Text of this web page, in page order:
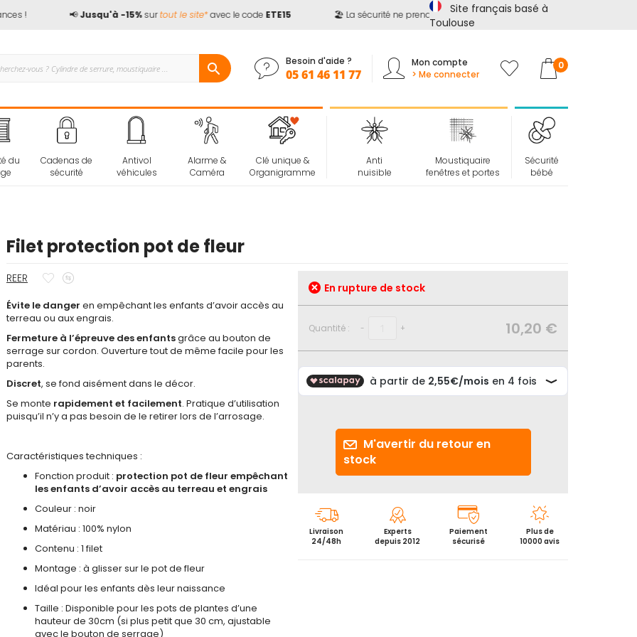
! Jusqu'à -15%surtout le site*avec le codeETE15 🏖️ La sécurité ne prend pas de vacances ! 📢Jusqu'à -15%
Site français basé à
Toulouse
Besoin d'aide ?
05 61 46 11 77
Mon compte
> Me connecter
Mon panier
0
du
Cadenas de
sécurité
Antivol
véhicules
Alarme &
Caméra
Clé unique &
Organigramme
Anti
nuisible
Moustiquaire
fenêtres et portes
Sécurité
bébé
Filet protection pot de fleur
REER
Ajouter
mes
favoris
comparateur
Évite le danger en empêchant les enfants d’avoir accès au
terreau ou aux engrais.
Fermeture à l’épreuve des enfantsgrâce au bouton de
serrage sur cordon. Ouverture tout de même facile pour les
parents.
Discret, se fond aisément dans le décor.
Se monte rapidement et facilement. Pratique d’utilisation
puisqu’il n’y a pas besoin de le retirer lors de l’arrosage.
Caractéristiques techniques :
Fonction produit : protection pot de fleur empêchant
les enfants d’avoir accès au terreau et engrais
Couleur : noir
Matériau : 100% nylon
Contenu : 1 filet
Montage : à glisser sur le pot de fleur
Idéal pour les enfants dès leur naissance
Taille : Disponible pour les pots de plantes d’une
hauteur de 30cm (si plus petit que 30 cm, ajustable
avec le bouton de serrage)
En rupture de stock
Quantité : - + 10,20 €
M'avertir du retour en
stock
Livraison
24/48h
Experts
depuis 2012
Paiement
sécurisé
Plus de
10000 avis